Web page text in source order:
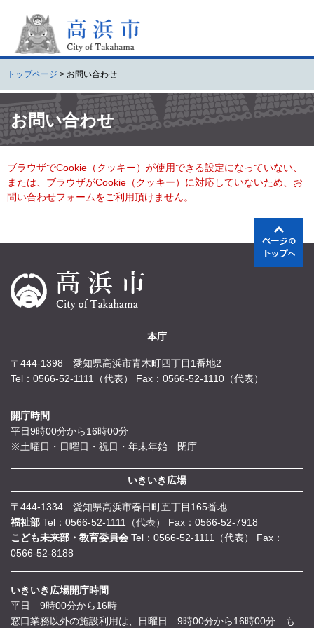
頭
で
す
。
飛
ば
し
て
本
へ
トップページ > お問い合わせ
文 お問い合わせ
ブラウザでCookie（クッキー）が使用できる設定になっていない、
または、ブラウザがCookie（クッキー）に対応していないため、お
問い合わせフォームをご利用頂けません。
本庁
〒444-1398 愛知県高浜市青木町四丁目1番地2
Tel：0566-52-1111（代表）
Fax：0566-52-1110（代表）
開庁時間
平日9時00分から16時00分
※土曜日・日曜日・祝日・年末年始 閉庁
いきいき広場
〒444-1334 愛知県高浜市春日町五丁目165番地
福祉部 Tel：0566-52-1111（代表）
Fax：0566-52-7918
こども未来部・教育委員会 Tel：0566-52-1111（代表）
Fax：
0566-52-8188
いきいき広場開庁時間
平日 9時00分から16時
窓口業務以外の施設利用は、日曜日 9時00分から16時00分 も